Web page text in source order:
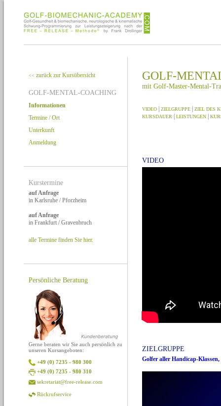
<< zurück zur Kursübersicht
GOLF-MENTAL-COACHING
Informationen
Termine / Ort
Unterkunft
Anmeldung
Kurstermine
auf Anfrage
in Karlsruhe / Pforzheim
auf Anfrage
in Frankfurt / Gravenbruch
alle Termine finden Sie hier.
Persönliche Beratung
Gerne beraten wir Sie auch persönlich zu
unseren Kursangeboten:
+49 (0) 7235 - 980 300
+49 (0) 7235 - 980 310
sekretariat@free-release.com
Rückrufservice
GOLF-
mit Golf-Master-Mental-
VIDEO ZIELGRUPPE
ZIEL DES
KURSDAUER
LEISTUNGEN
VIDEO
ZIELGRUPPE
Golfer aller Handicap-